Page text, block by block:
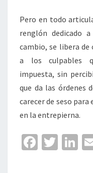
Pero en todo
renglón dedicado
cambio, se libera de
a los culpables
impuesta, sin
que da las órdenes
carecer de seso
en la entrepierna.
Fa T
Li